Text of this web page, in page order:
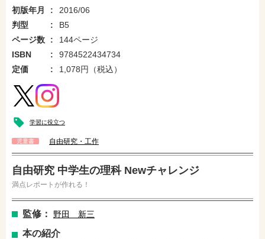
初版年月
2016/06
判型
B5
ページ数
144ページ
ISBN
9784522434734
定価
1,078円（税込）
学習に役立つ
児童書 自由研究・工作
自由研究 中学生の理科 Newチャレンジ
満点レポートが作れる！
監修： 野田 新三
本の紹介